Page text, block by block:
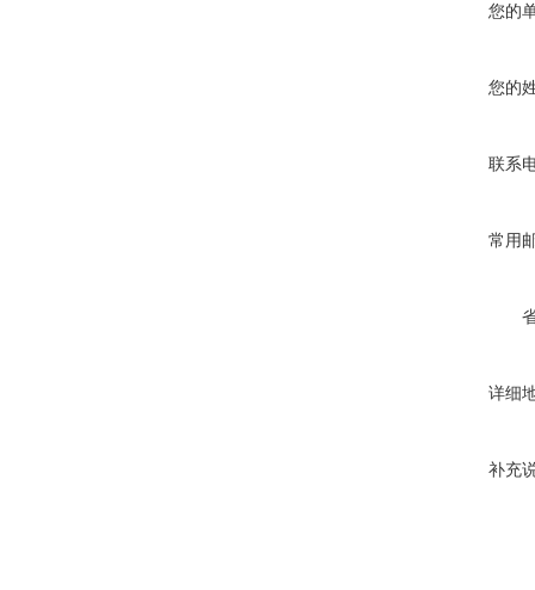
您的
您的
联系
常用
详细
补充